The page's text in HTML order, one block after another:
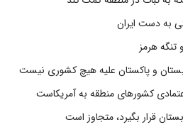
تنگه هرمز
و پاکستان علیه هیچ کشوری نیست
کشورهای منطقه به آمریکاست
قرار بگیرد، متجاوز است